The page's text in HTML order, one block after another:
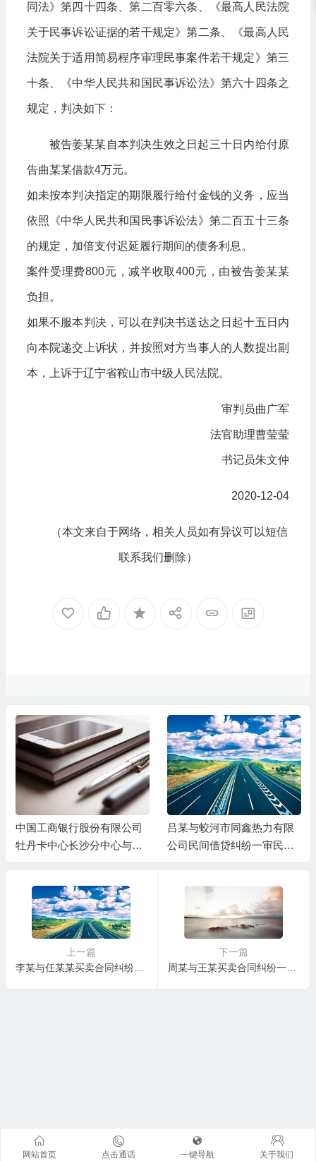
同法》第四十四条、第二百零六条、《最高人民法院
关于民事诉讼证据的若干规定》第二条、《最高人民
法院关于适用简易程序审理民事案件若干规定》第三
十条、《中华人民共和国民事诉讼法》第六十四条之
规定，判决如下：
被告姜某某自本判决生效之日起三十日内给付原
告曲某某借款4万元。
如未按本判决指定的期限履行给付金钱的义务，应当
依照《中华人民共和国民事诉讼法》第二百五十三条
的规定，加倍支付迟延履行期间的债务利息。
案件受理费800元，减半收取400元，由被告姜某某
负担。
如果不服本判决，可以在判决书送达之日起十五日内
向本院递交上诉状，并按照对方当事人的人数提出副
本，上诉于辽宁省鞍山市中级人民法院。
审判员曲广军
法官助理曹莹莹
书记员朱文仲
2020-12-04
（本文来自于网络，相关人员如有异议可以短信
联系我们删除）
中国工商银行股份有限公司
牡丹卡中心长沙分中心与谷
吕某与蛟河市同鑫热力有限
公司民间借贷纠纷一审民事
上一篇
李某与任某某买卖合同纠纷一审民事判决书
下一篇
周某与王某买卖合同纠纷一审民事判决书
网站首页 点击通话 一键导航 关于我们